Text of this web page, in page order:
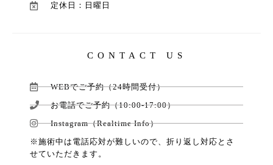
定休日：日曜日
CONTACT US
WEBでご予約（24時間受付）
お電話でご予約（10:00-17:00）
Instagram（Realtime Info）
※施術中は電話応対が難しいので、折り返し対応とさ
せていただきます。